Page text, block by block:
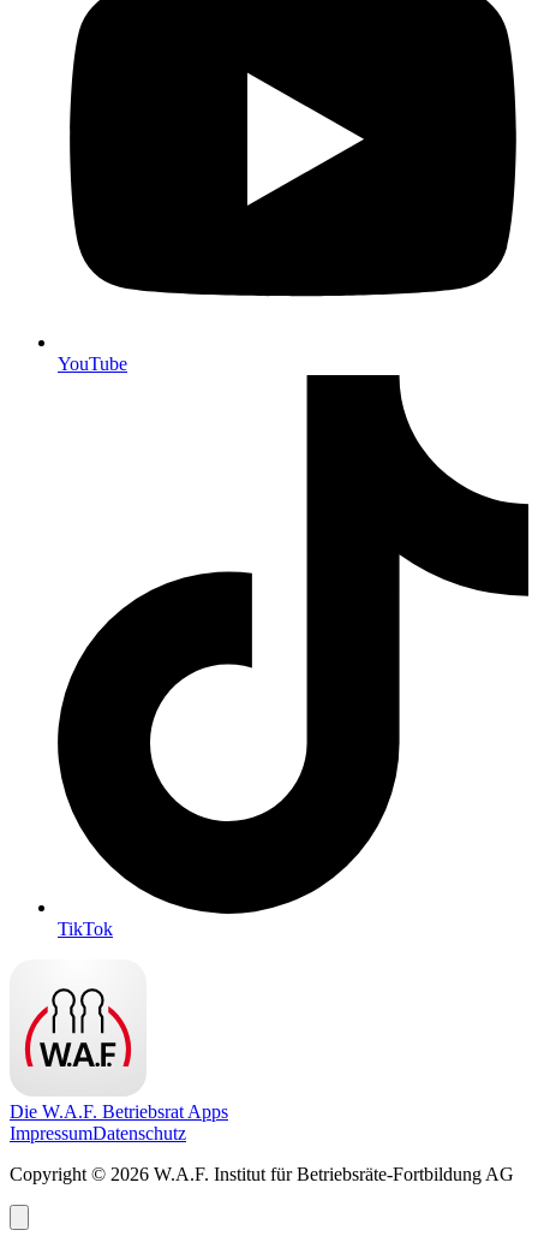
YouTube
TikTok
Die W.A.F. Betriebsrat Apps
ImpressumDatenschutz
Copyright © 2026 W.A.F. Institut für Betriebsräte-Fortbildung AG